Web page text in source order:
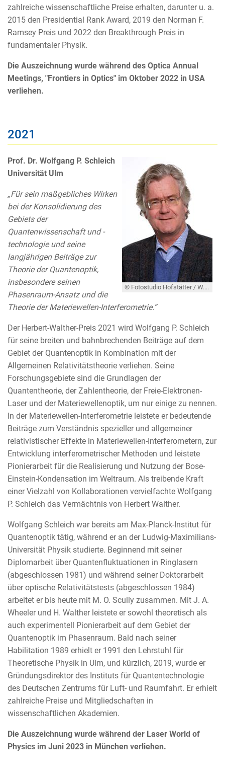
zahlreiche wissenschaftliche Preise erhalten, darunter u. a.
2015 den Presidential Rank Award, 2019 den Norman F.
Ramsey Preis und 2022 den Breakthrough Preis in
fundamentaler Physik.
Die Auszeichnung wurde während des Optica Annual
Meetings, "Frontiers in Optics" im Oktober 2022 in USA
verliehen.
2021
© Fotostudio Hofstätter / W. Schleich
Prof. Dr. Wolfgang P. Schleich
Universität Ulm
„Für sein maßgebliches Wirken
bei der Konsolidierung des
Gebiets der
Quantenwissenschaft und -
technologie und seine
langjährigen Beiträge zur
Theorie der Quantenoptik,
insbesondere seinen
Phasenraum-Ansatz und die
Theorie der Materiewellen-Interferometrie.“
Der Herbert-Walther-Preis 2021 wird Wolfgang P. Schleich
für seine breiten und bahnbrechenden Beiträge auf dem
Gebiet der Quantenoptik in Kombination mit der
Allgemeinen Relativitätstheorie verliehen. Seine
Forschungsgebiete sind die Grundlagen der
Quantentheorie, der Zahlentheorie, der Freie-Elektronen-
Laser und der Materiewellenoptik, um nur einige zu nennen.
In der Materiewellen-Interferometrie leistete er bedeutende
Beiträge zum Verständnis spezieller und allgemeiner
relativistischer Effekte in Materiewellen-Interferometern, zur
Entwicklung interferometrischer Methoden und leistete
Pionierarbeit für die Realisierung und Nutzung der Bose-
Einstein-Kondensation im Weltraum. Als treibende Kraft
einer Vielzahl von Kollaborationen vervielfachte Wolfgang
P. Schleich das Vermächtnis von Herbert Walther.
Wolfgang Schleich war bereits am Max-Planck-Institut für
Quantenoptik tätig, während er an der Ludwig-Maximilians-
Universität Physik studierte. Beginnend mit seiner
Diplomarbeit über Quantenfluktuationen in Ringlasern
(abgeschlossen 1981) und während seiner Doktorarbeit
über optische Relativitätstests (abgeschlossen 1984)
arbeitet er bis heute mit M. O. Scully zusammen. Mit J. A.
Wheeler und H. Walther leistete er sowohl theoretisch als
auch experimentell Pionierarbeit auf dem Gebiet der
Quantenoptik im Phasenraum. Bald nach seiner
Habilitation 1989 erhielt er 1991 den Lehrstuhl für
Theoretische Physik in Ulm, und kürzlich, 2019, wurde er
Gründungsdirektor des Instituts für Quantentechnologie
des Deutschen Zentrums für Luft- und Raumfahrt. Er erhielt
zahlreiche Preise und Mitgliedschaften in
wissenschaftlichen Akademien.
Die Auszeichnung wurde während der Laser World of
Physics im Juni 2023 in München verliehen.